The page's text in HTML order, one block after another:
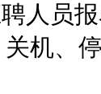
员报
机、